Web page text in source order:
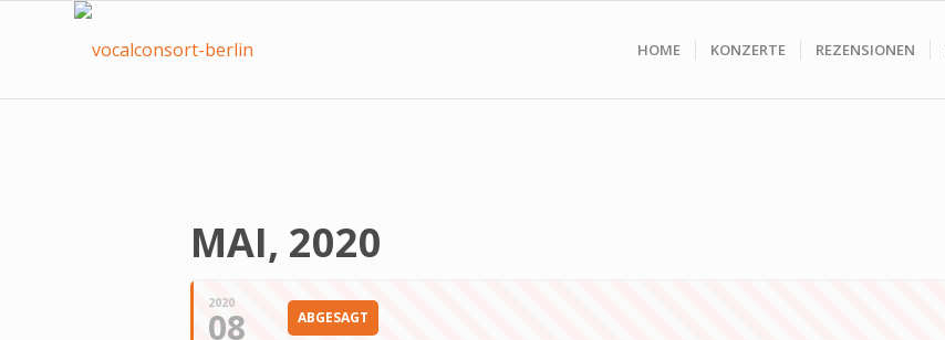
HOME KONZERTE REZENSIONEN
MAI, 2020
2020
08 ABGESAGT